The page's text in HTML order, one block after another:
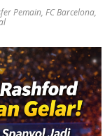
Pemain, FC Barcelona,